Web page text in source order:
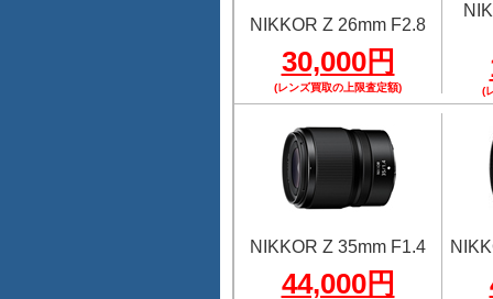
NIKKOR Z 26mm F2.8
30,000円
(レンズ買取の上限査定額) (
NIKKOR Z 35mm F1.4
44,000円